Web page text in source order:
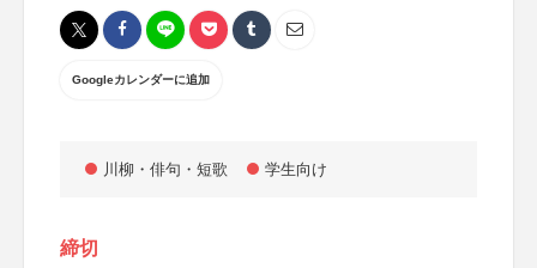
Googleカレンダーに追加
川柳・俳句・短歌 学生向け
締切